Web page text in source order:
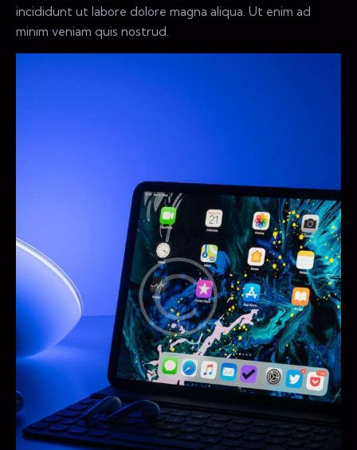
incididunt ut labore dolore magna aliqua. Ut enim ad
minim veniam quis nostrud.